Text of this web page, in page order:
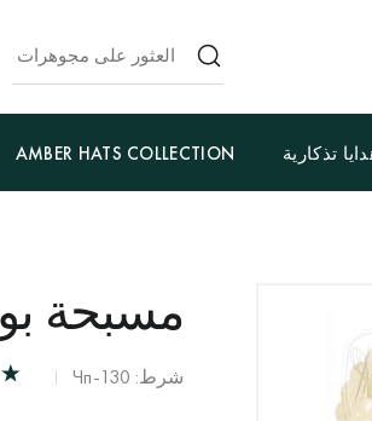
تذكارية AMBER HATS COLLECTION
مسبحة
شرط: Чп-130